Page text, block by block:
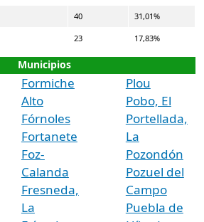
40 31,01%
23 17,83%
Municipios
Formiche
Alto
Fórnoles
Fortanete
Foz-
Calanda
Fresneda,
La
Plou
Pobo, El
Portellada,
La
Pozondón
Pozuel del
Campo
Puebla de